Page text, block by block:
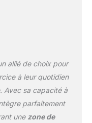
- La
et
pour la
la course.
du PET
un
en EVA
allié de choix pour
à leur quotidien
Avec sa capacité à
parfaitement
une zone de